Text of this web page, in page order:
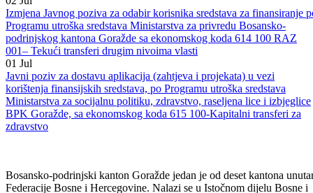
Javni poziv za podnošenje zahtjeva, sa potrebnom dokumantacijom, a
u vezi uvrštavanja lijekova na liste lijekova BPK Goražde
02 Jul
Izmjena Javnog poziva za odabir korisnika sredstava za finansiranje
Programu utroška sredstava Ministarstva za privredu Bosansko-
podrinjskog kantona Goražde sa ekonomskog koda 614 100 RAZ
001– Tekući transferi drugim nivoima vlasti
01 Jul
Javni poziv za dostavu aplikacija (zahtjeva i projekata) u vezi
korištenja finansijskih sredstava, po Programu utroška sredstava